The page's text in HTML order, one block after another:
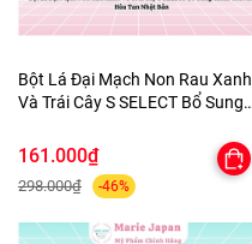
Bột Lá Đại Mạch Non Rau Xanh
Và Trái Cây S SELECT Bổ Sung
Bản
161.000₫
298.000₫ -46%